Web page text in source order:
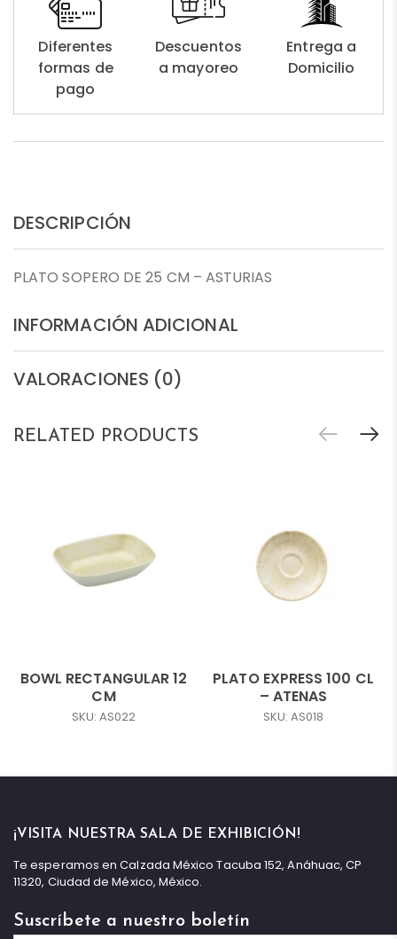
Diferentes
formas de
pago
Descuentos
a mayoreo
Entrega a
Domicilio
DESCRIPCIÓN
PLATO SOPERO DE 25 CM – ASTURIAS
INFORMACIÓN ADICIONAL
VALORACIONES (0)
RELATED PRODUCTS
BOWL RECTANGULAR 12
CM
SKU: AS022
PLATO EXPRESS 100 CL
– ATENAS
SKU: AS018
¡VISITA NUESTRA SALA DE EXHIBICIÓN!
Te esperamos en Calzada México Tacuba 152, Anáhuac, CP
11320, Ciudad de México, México.
Suscríbete a nuestro boletín